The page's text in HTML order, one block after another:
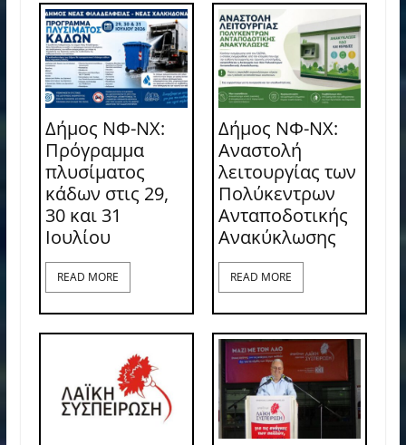
Δήμος ΝΦ-ΝΧ:
Πρόγραμμα
πλυσίματος
κάδων στις 29,
30 και 31
Ιουλίου
READ MORE
Δήμος ΝΦ-ΝΧ:
Αναστολή
λειτουργίας των
Πολύκεντρων
Ανταποδοτικής
Ανακύκλωσης
READ MORE